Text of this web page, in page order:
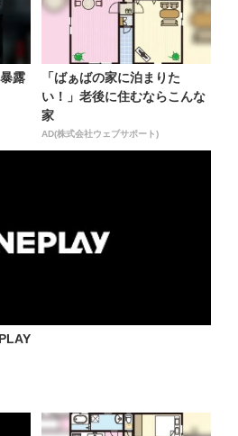
露
「ばぁばの家に泊まりた
い！」老後に住むならこんな
家
AD(株式会社ウェブサポート)